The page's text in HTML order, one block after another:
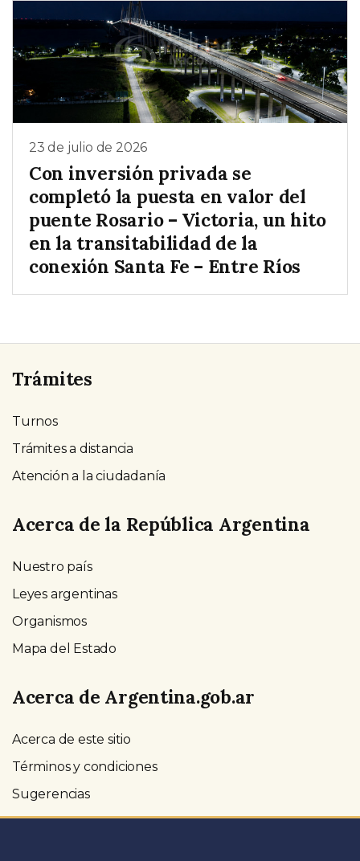
23 de julio de 2026
Con inversión privada se
completó la puesta en valor del
puente Rosario – Victoria, un hito
en la transitabilidad de la
conexión Santa Fe – Entre Ríos
Trámites
Turnos
Trámites a distancia
Atención a la ciudadanía
Acerca de la República Argentina
Nuestro país
Leyes argentinas
Organismos
Mapa del Estado
Acerca de Argentina.gob.ar
Acerca de este sitio
Términos y condiciones
Sugerencias